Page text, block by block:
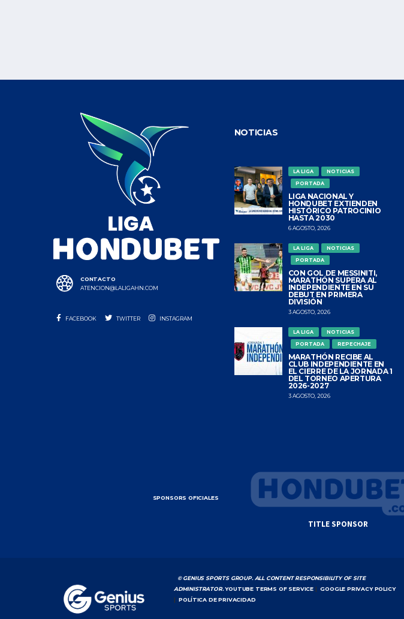
CONTACTO
ATENCION@LALIGAHN.COM
FACEBOOK TWITTER INSTAGRAM
NOTICIAS
LA LIGA
NOTICIAS
PORTADA
LIGA NACIONAL Y
HONDUBET EXTIENDEN
HISTÓRICO PATROCINIO
HASTA 2030
6 AGOSTO, 2026
LA LIGA
NOTICIAS
PORTADA
CON GOL DE MESSINITI,
MARATHÓN SUPERA AL
INDEPENDIENTE EN SU
DEBUT EN PRIMERA
DIVISIÓN
3 AGOSTO, 2026
LA LIGA
NOTICIAS
PORTADA
REPECHAJE
MARATHÓN RECIBE AL
CLUB INDEPENDIENTE EN
EL CIERRE DE LA JORNADA 1
DEL TORNEO APERTURA
2026-2027
3 AGOSTO, 2026
SPONSORS OFICIALES
TITLE SPONSOR
© GENIUS SPORTS GROUP. ALL CONTENT RESPONSIBILITY OF SITE
ADMINISTRATOR. YOUTUBE TERMS OF SERVICE |GOOGLE PRIVACY POLICY
|POLÍTICA DE PRIVACIDAD